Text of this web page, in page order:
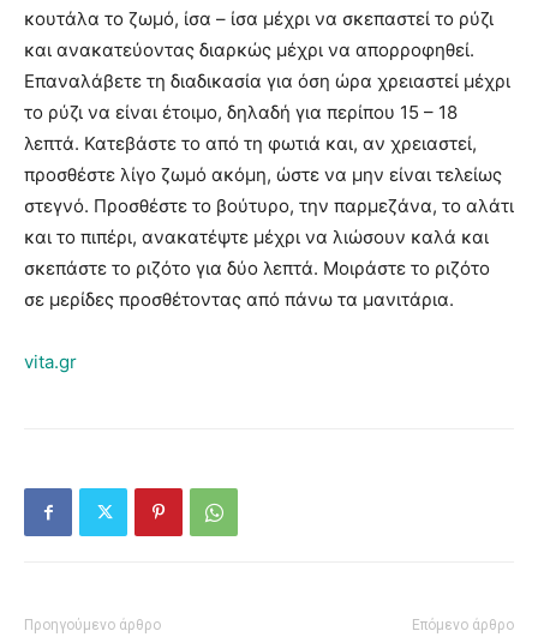
κουτάλα το ζωμό, ίσα – ίσα μέχρι να σκεπαστεί το ρύζι
και ανακατεύοντας διαρκώς μέχρι να απορροφηθεί.
Επαναλάβετε τη διαδικασία για όση ώρα χρειαστεί μέχρι
το ρύζι να είναι έτοιμο, δηλαδή για περίπου 15 – 18
λεπτά. Κατεβάστε το από τη φωτιά και, αν χρειαστεί,
προσθέστε λίγο ζωμό ακόμη, ώστε να μην είναι τελείως
στεγνό. Προσθέστε το βούτυρο, την παρμεζάνα, το αλάτι
και το πιπέρι, ανακατέψτε μέχρι να λιώσουν καλά και
σκεπάστε το ριζότο για δύο λεπτά. Μοιράστε το ριζότο
σε μερίδες προσθέτοντας από πάνω τα μανιτάρια.
vita.gr
Προηγούμενο άρθρο Επόμενο άρθρο